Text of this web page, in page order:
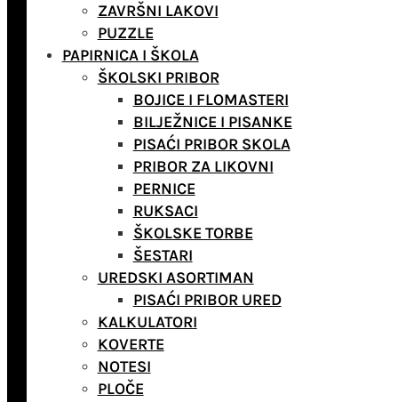
ZAVRŠNI LAKOVI
PUZZLE
PAPIRNICA I ŠKOLA
ŠKOLSKI PRIBOR
BOJICE I FLOMASTERI
BILJEŽNICE I PISANKE
PISAĆI PRIBOR SKOLA
PRIBOR ZA LIKOVNI
PERNICE
RUKSACI
ŠKOLSKE TORBE
ŠESTARI
UREDSKI ASORTIMAN
PISAĆI PRIBOR URED
KALKULATORI
KOVERTE
NOTESI
PLOČE